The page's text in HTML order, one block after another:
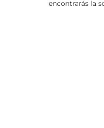
encontrarás la